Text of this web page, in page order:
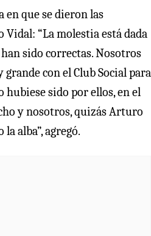
en que se dieron las
“La molestia está dada
sido correctas. Nosotros
con el Club Social para
sido por ellos, en el
y nosotros, quizás Arturo
alba”, agregó.